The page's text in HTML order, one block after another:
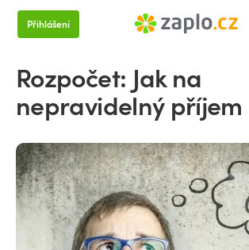
Přihlášení
Rozpočet: Jak na
nepravidelný příjem